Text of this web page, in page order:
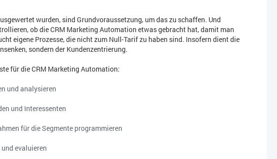
wurden, sind Grundvoraussetzung, um das zu schaffen. Und
ob die CRM Marketing Automation etwas gebracht hat, damit man
eigene Prozesse, die nicht zum Null-Tarif zu haben sind. Insofern dient die
sondern der Kundenzentrierung.
für die CRM Marketing Automation:
und analysieren
und Interessenten
für die Segmente programmieren
evaluieren